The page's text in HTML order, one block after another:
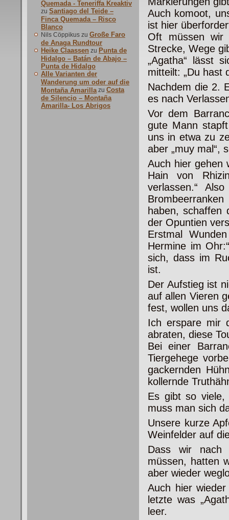
Quemada - Teneriffa Kreaktiv
zu Santiago del Teide –
Finca Quemada – Risco
Blanco
Nils Cöppikus zu Große Faro
de Anaga Rundtour
Heike Claassen zu Punta de
Hidalgo – Batán de Abajo –
Punta de Hidalgo
Alle Varianten der
Wanderung um oder auf die
Montaña Amarilla zu Costa
de Silencio – Montaña
Amarilla- Los Abrigos
Auch komoot,
ist hier
Oft müssen wir
Strecke, Wege
„Agatha“ lässt
mitteilt: „Du hast
Nachdem die 2.
es nach
Vor dem
gute Mann
uns in etwa zu
aber „muy mal“,
Auch hier gehen
Hain von
verlassen.“
haben, schaffen
der Opuntien
Erstmal
Hermine im
sich, dass im
ist.
Der Aufstieg ist
auf allen Vieren
fest, wollen uns
Ich erspare mir
abraten, diese
Bei einer
Tiergehege
gackernden
kollernde
Es gibt so viele,
muss man sich
Unsere kurze
Weinfelder auf
Dass wir nach
müssen, hatten
aber wieder
Auch hier
letzte was
leer.